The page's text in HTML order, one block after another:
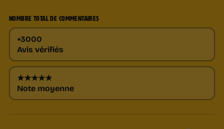
NOMBRE TOTAL DE COMMENTAIRES
+3000
Avis vérifiés
★★★★★
Note moyenne